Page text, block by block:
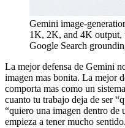
Gemini image-
1K, 2K, and 4K output,
Google Search
La mejor defensa de Gemini
imagen mas bonita. La mejor
comporta mas como un
cuanto tu trabajo deja de ser
“quiero una imagen dentro de
empieza a tener mucho sentido.